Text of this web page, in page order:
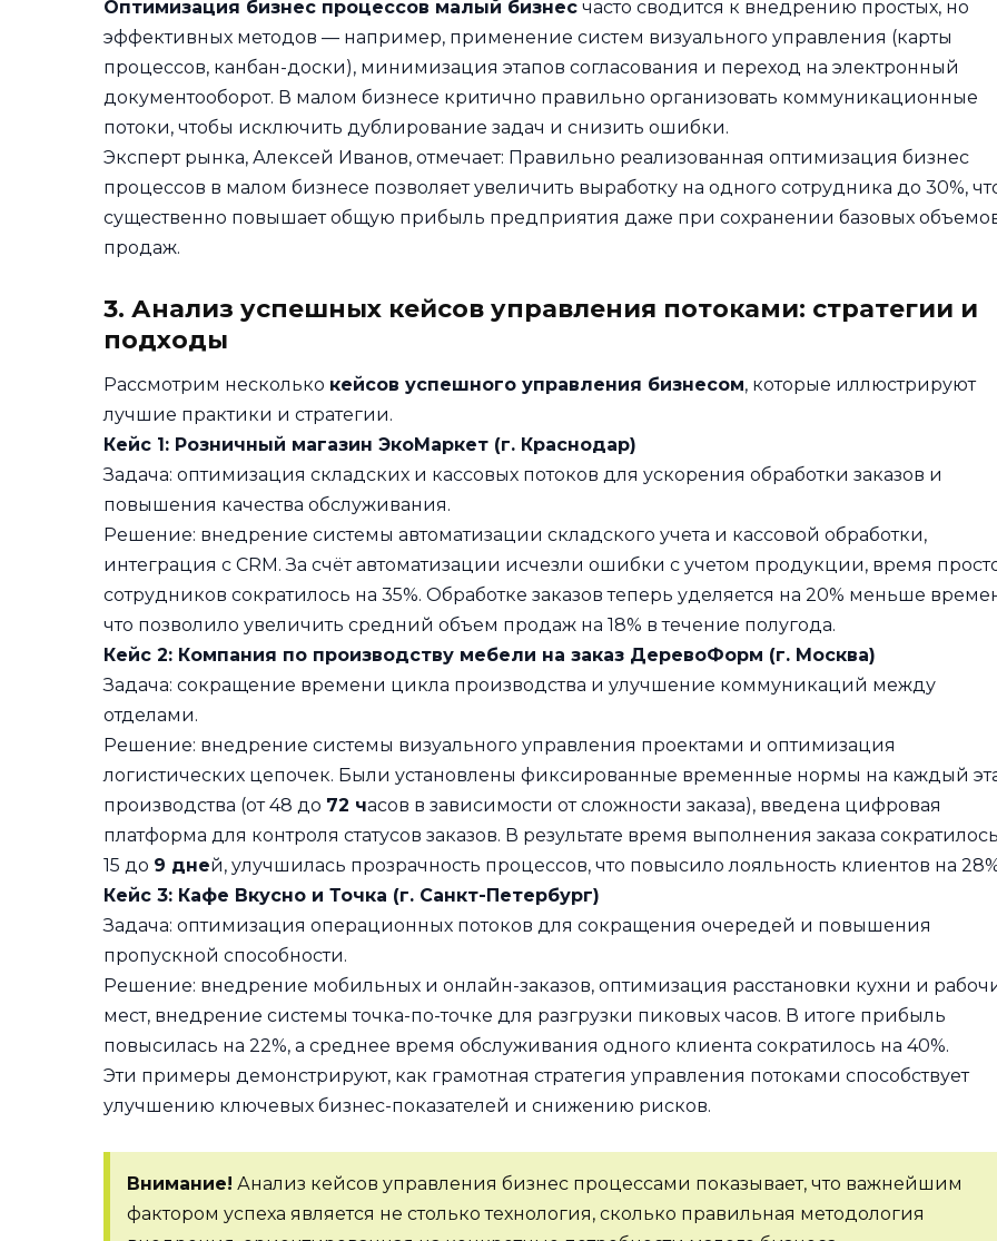
Оптимизация бизнес процессов малый бизнес часто сводится к внедрению простых, но
эффективных методов — например, применение систем визуального управления (карты
процессов, канбан-доски), минимизация этапов согласования и переход на электронный
документооборот. В малом бизнесе критично правильно организовать коммуникационные
потоки, чтобы исключить дублирование задач и снизить ошибки.
Эксперт рынка, Алексей Иванов, отмечает: Правильно реализованная оптимизация бизнес
процессов в малом бизнесе позволяет увеличить выработку на одного сотрудника до 30%,
существенно повышает общую прибыль предприятия даже при сохранении базовых
продаж.
3. Анализ успешных кейсов управления потоками: стратегии и
подходы
Рассмотрим несколько кейсов успешного управления бизнесом, которые иллюстрируют
лучшие практики и стратегии.
Кейс 1: Розничный магазин ЭкоМаркет (г. Краснодар)
Задача: оптимизация складских и кассовых потоков для ускорения обработки заказов и
повышения качества обслуживания.
Решение: внедрение системы автоматизации складского учета и кассовой обработки,
интеграция с CRM. За счёт автоматизации исчезли ошибки с учетом продукции, время
сотрудников сократилось на 35%. Обработке заказов теперь уделяется на 20% меньше
что позволило увеличить средний объем продаж на 18% в течение полугода.
Кейс 2: Компания по производству мебели на заказ ДеревоФорм (г. Москва)
Задача: сокращение времени цикла производства и улучшение коммуникаций между
отделами.
Решение: внедрение системы визуального управления проектами и оптимизация
логистических цепочек. Были установлены фиксированные временные нормы на каждый
производства (от 48 до 72 часов в зависимости от сложности заказа), введена цифровая
платформа для контроля статусов заказов. В результате время выполнения заказа
15 до 9 дней, улучшилась прозрачность процессов, что повысило лояльность клиентов на
Кейс 3: Кафе Вкусно и Точка (г. Санкт-Петербург)
Задача: оптимизация операционных потоков для сокращения очередей и повышения
пропускной способности.
Решение: внедрение мобильных и онлайн-заказов, оптимизация расстановки кухни и
мест, внедрение системы точка-по-точке для разгрузки пиковых часов. В итоге прибыль
повысилась на 22%, а среднее время обслуживания одного клиента сократилось на 40%.
Эти примеры демонстрируют, как грамотная стратегия управления потоками способствует
улучшению ключевых бизнес-показателей и снижению рисков.
Внимание! Анализ кейсов управления бизнес процессами показывает, что важнейшим
фактором успеха является не столько технология, сколько правильная методология